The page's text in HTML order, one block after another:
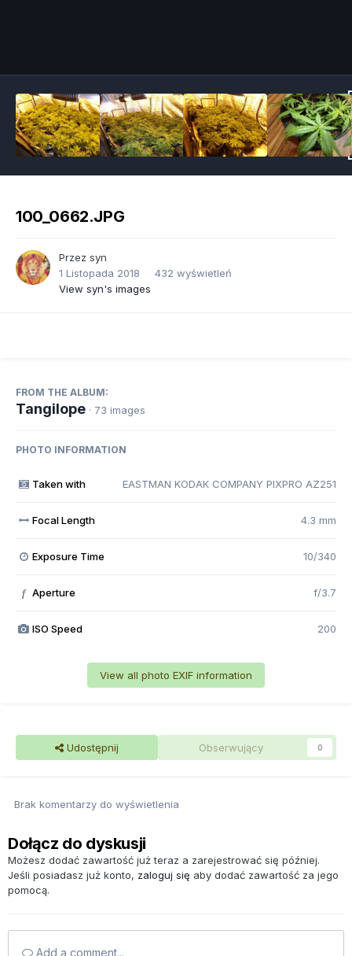
100_0662.JPG
Przez syn
1 Listopada 2018
432 wyświetleń
View syn's images
FROM THE ALBUM:
Tangilope · 73 images
PHOTO INFORMATION
Taken with EASTMAN KODAK COMPANY PIXPRO AZ251
Focal Length 4.3 mm
Exposure Time 10/340
f Aperture f/3.7
ISO Speed 200
View all photo EXIF information
Udostępnij Obserwujący 0
Brak komentarzy do wyświetlenia
Dołącz do dyskusji
Możesz dodać zawartość już teraz a zarejestrować się później.
Jeśli posiadasz już konto, zaloguj się aby dodać zawartość za jego
pomocą.
Add a comment...